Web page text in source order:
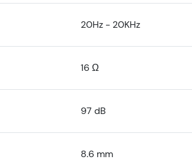
20Hz - 20KHz
16 Ω
97 dB
8.6 mm